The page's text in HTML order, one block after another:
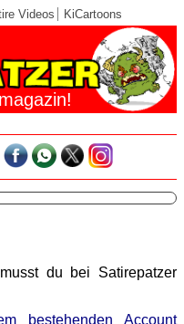
Videos KiCartoons
du bei Satirepatzer
bestehenden Account